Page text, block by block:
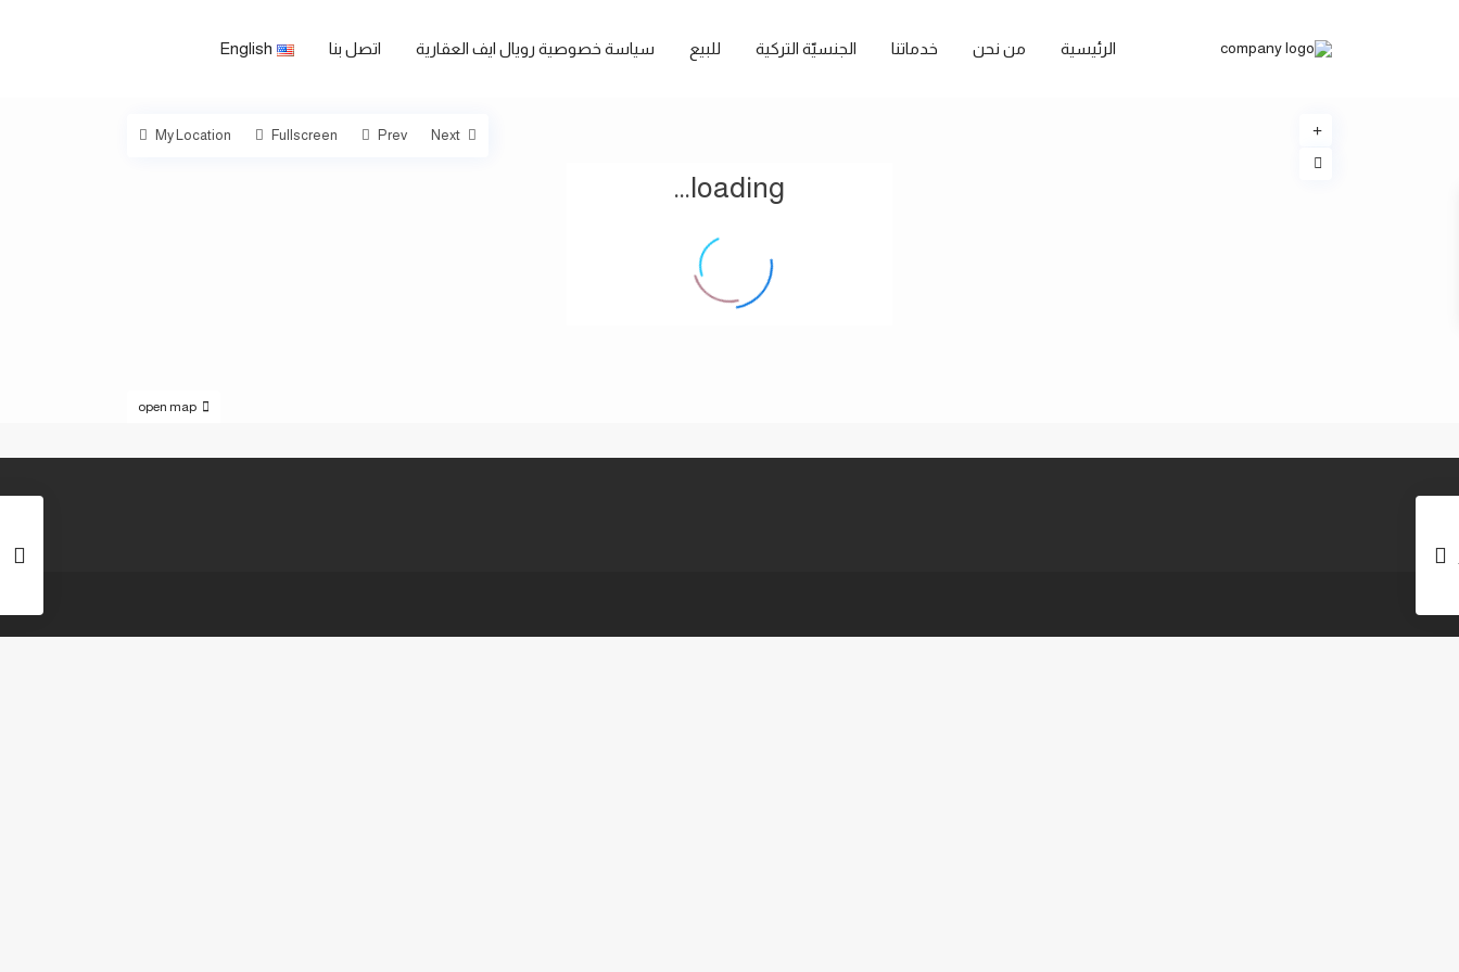
الرئيسية من نحن خدماتنا الجنسيّة التركية للبيع سياسة خصوصية رويال ايف العقارية اتصل بنا English
loading...
open map
My Location Fullscreen Prev Next